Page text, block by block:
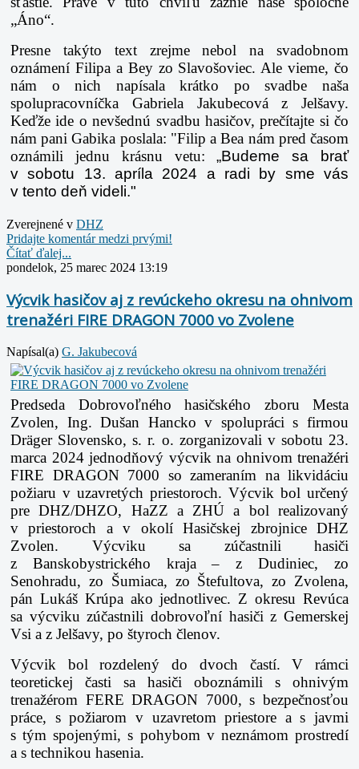
„Áno“.
Presne takýto text zrejme nebol na svadobnom
oznámení Filipa a Bey zo Slavošoviec. Ale vieme, čo
nám o nich napísala krátko po svadbe naša
spolupracovníčka Gabriela Jakubecová z Jelšavy.
Keďže ide o nevšednú svadbu hasičov, prečítajte si čo
nám pani Gabika poslala: "Filip a Bea nám pred časom
oznámili jednu krásnu vetu:„Budeme sa brať
v sobotu 13. apríla 2024 a radi by sme vás
v tento deň videli."
Zverejnené v DHZ
Pridajte komentár medzi prvými!
Čítať ďalej...
pondelok, 25 marec 2024 13:19
Výcvik hasičov aj z revúckeho okresu na ohnivom
trenažéri FIRE DRAGON 7000 vo Zvolene
Napísal(a) G. Jakubecová
Predseda Dobrovoľného hasičského zboru Mesta
Zvolen, Ing. Dušan Hancko v spolupráci s firmou
Dräger Slovensko, s. r. o. zorganizovali v sobotu 23.
marca 2024 jednodňový výcvik na ohnivom trenažéri
FIRE DRAGON 7000 so zameraním na likvidáciu
požiaru v uzavretých priestoroch. Výcvik bol určený
pre DHZ/DHZO, HaZZ a ZHÚ a bol realizovaný
v priestoroch a v okolí Hasičskej zbrojnice DHZ
Zvolen. Výcviku sa zúčastnili hasiči
z Banskobystrického kraja – z Dudiniec, zo
Senohradu, zo Šumiaca, zo Štefultova, zo Zvolena,
pán Lukáš Krúpa ako jednotlivec. Z okresu Revúca
sa výcviku zúčastnili dobrovoľní hasiči z Gemerskej
Vsi a z Jelšavy, po štyroch členov.
Výcvik bol rozdelený do dvoch častí. V rámci
teoretickej časti sa hasiči oboznámili s ohnivým
trenažérom FERE DRAGON 7000, s bezpečnosťou
práce, s požiarom v uzavretompriestore a s javmi
s tým spojenými, s pohybom v neznámom prostredí
a s technikou hasenia.